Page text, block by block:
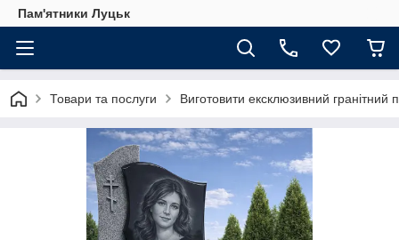
Пам'ятники Луцьк
Товари та послуги Виготовити ексклюзивний гранітний